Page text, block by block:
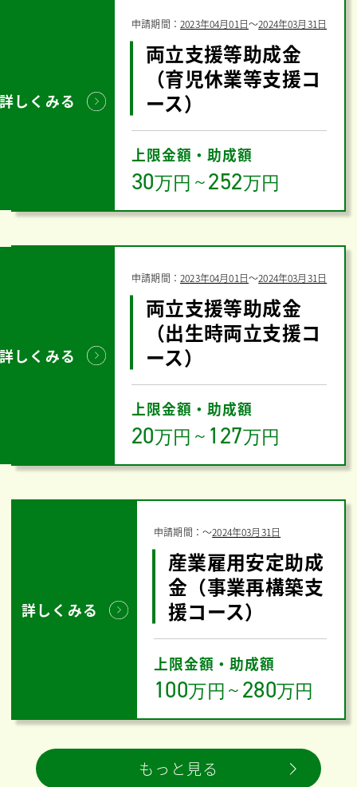
詳しくみる
申請期間：2023年04月01日〜2024年03月31日
両立支援等助成金
（育児休業等支援コ
ース）
上限金額・助成額
30万円 ～252万円
詳しくみる
申請期間：2023年04月01日〜2024年03月31日
両立支援等助成金
（出生時両立支援コ
ース）
上限金額・助成額
20万円 ～ 127万円
詳しくみる
申請期間：〜2024年03月31日
産業雇用安定助成
金（事業再構築支
援コース）
上限金額・助成額
100万円 ～ 280万円
もっと見る